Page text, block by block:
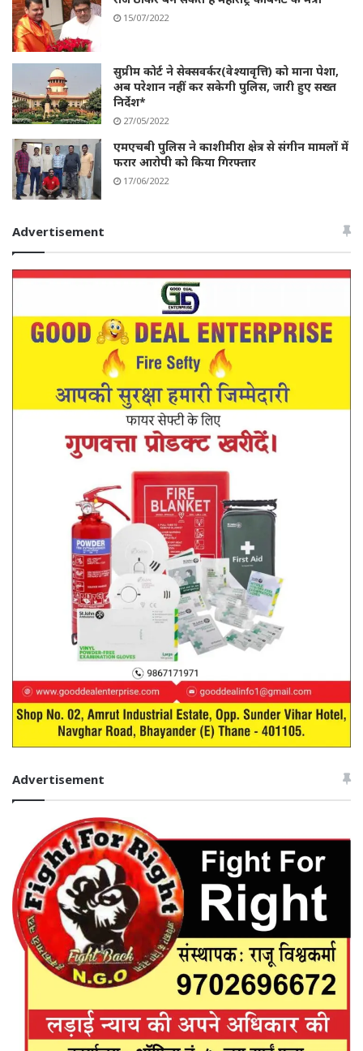
15/07/2022
सुप्रीम कोर्ट ने सेक्सवर्कर(वेश्यावृत्ति) को माना पेशा,
अब परेशान नहीं कर सकेगी पुलिस, जारी हुए सख्त
निर्देश*
27/05/2022
एमएचबी पुलिस ने काशीमीरा क्षेत्र से संगीन मामलों में
फरार आरोपी को किया गिरफ्तार
17/06/2022
Advertisement
Advertisement